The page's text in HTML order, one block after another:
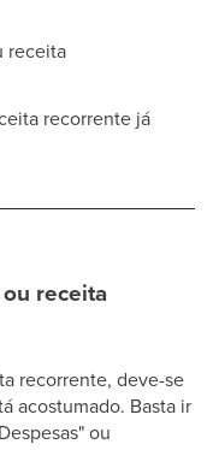
receita
recorrente já
receita
recorrente, deve-se
acostumado. Basta ir
ou